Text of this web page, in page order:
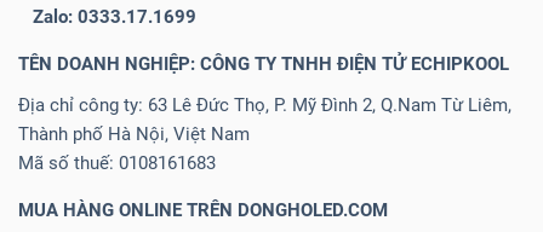
Zalo: 0333.17.1699
TÊN DOANH NGHIỆP: CÔNG TY TNHH ĐIỆN TỬ ECHIPKOOL
Địa chỉ công ty: 63 Lê Đức Thọ, P. Mỹ Đình 2, Q.Nam Từ Liêm,
Thành phố Hà Nội, Việt Nam
Mã số thuế: 0108161683
MUA HÀNG ONLINE TRÊN DONGHOLED.COM